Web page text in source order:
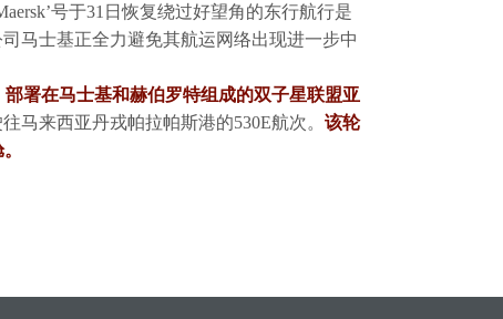
号于31日恢复绕过好望角的东行航行是
马士基正全力避免其航运网络出现进一步中
部署在马士基和赫伯罗特组成的双子星联盟亚
马来西亚丹戎帕拉帕斯港的530E航次。 该轮